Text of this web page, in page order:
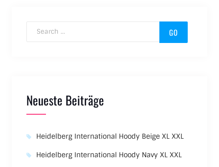
Neueste Beiträge
Heidelberg International Hoody Beige XL XXL
Heidelberg International Hoody Navy XL XXL